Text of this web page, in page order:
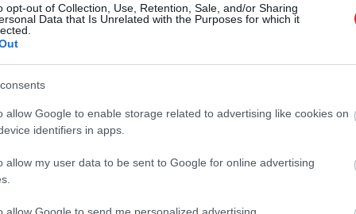
opt-out of Collection, Use, Retention, Sale, and/or Sharing
Data that Is Unrelated with the Purposes for which it
allow Google to enable storage related to advertising like cookies on
identifiers in apps.
allow my user data to be sent to Google for online advertising
allow Google to send me personalized advertising.
ötcsillagos hospitality világ
kényelmével. Ez a branded